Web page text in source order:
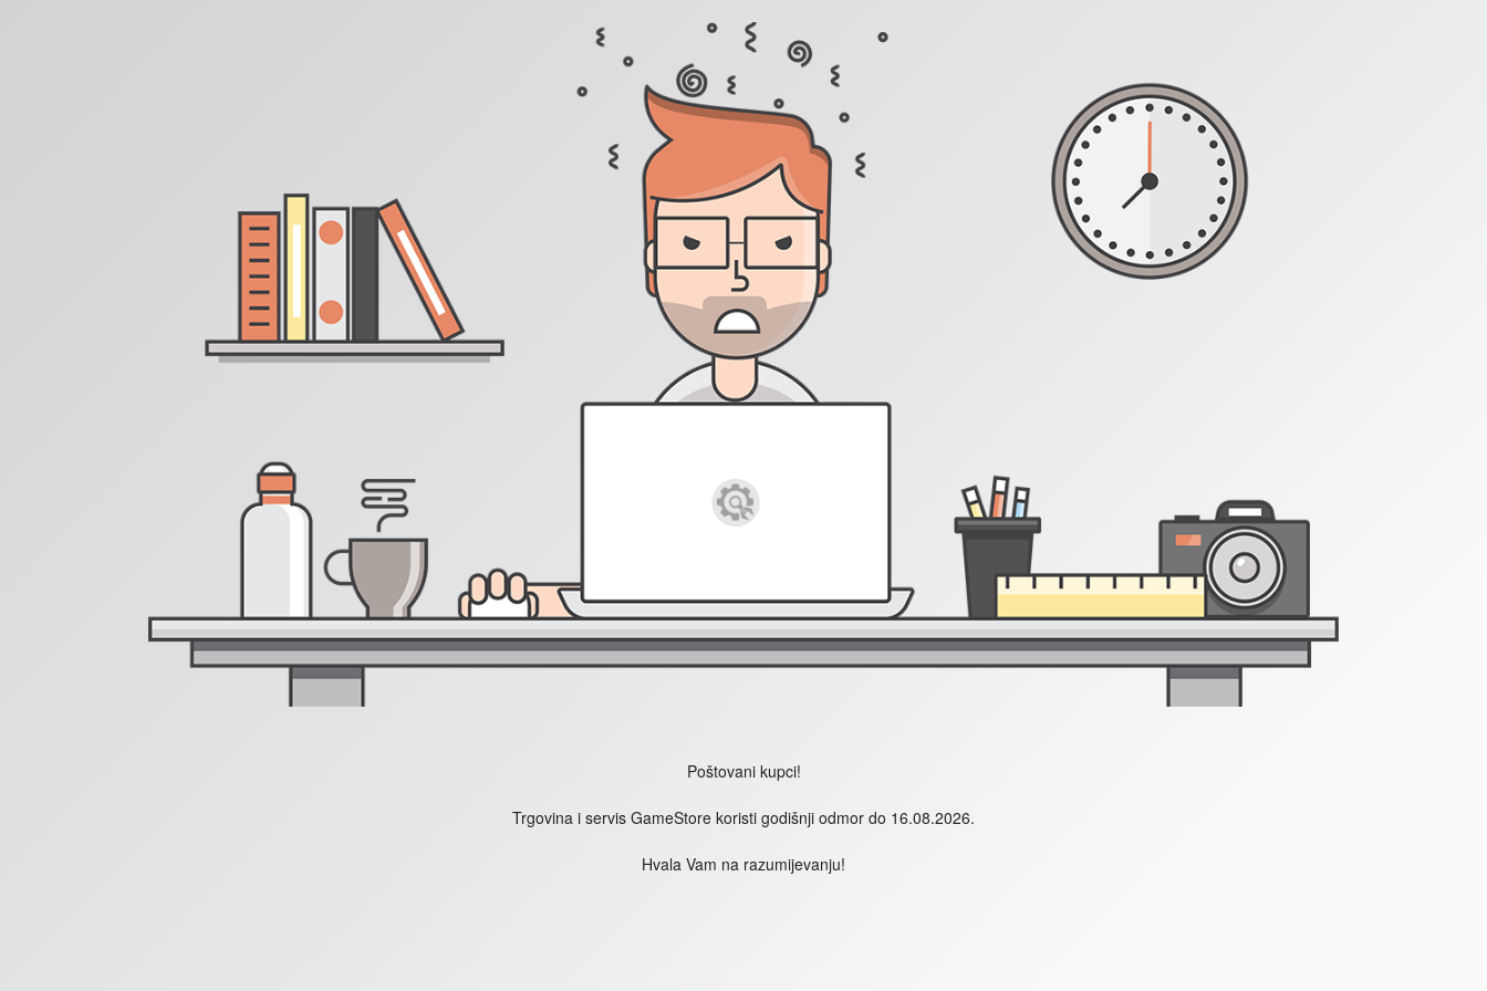
Poštovani kupci!
Trgovina i servis GameStore koristi godišnji odmor do 16.08.2026.
Hvala Vam na razumijevanju!